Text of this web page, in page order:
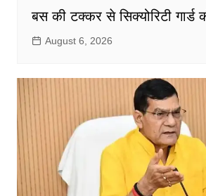
बस की टक्कर से सिक्योरिटी गार्ड
August 6, 2026